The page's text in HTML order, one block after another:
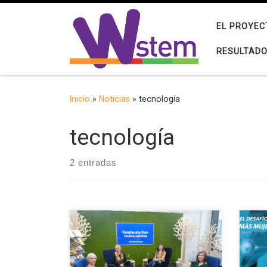
Saltar al contenido
EL
Inicio » Noticias » tecnología
tecnología
2 entradas
Las chicas finlandesas parecen tener
un gran éxito en ciencias y
matemáticas, pero muchas de ellas
no acaban trabajando en este
El
por